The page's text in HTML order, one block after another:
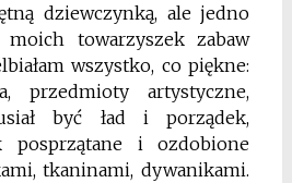
dziewczynką, ale jedno
towarzyszek zabaw
wszystko, co piękne:
przedmioty artystyczne,
być ład i porządek,
posprzątane i ozdobione
tkaninami, dywanikami.